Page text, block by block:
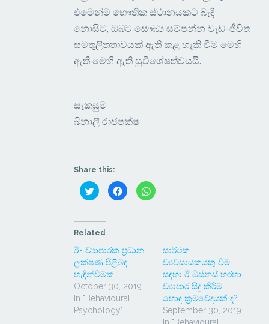
එමෙන්ම භෞතික ස්ථානයකට බැඳී
නොසිට, ඔබට සෞඛ්‍ය සම්පන්න වැඩ-ජීවිත
සමතුලිතතාවයක් ඇති කළ හැකි වීම මෙහි
ඇති මෙහි ඇති සුවිශේෂත්වයයි.
සැකසුම
බිනාලී රාජපක්ෂ
Share this:
Click
to
share
(Opens
in
window)
Click
to
share
window)
Click
to
window)
Related
ඊ- ව්‍යාපාරක ප්‍රධාන
ලක්ෂණ පිළිබඳ
හැඳින්වීමක්...
October 30, 2019
In "Behavioural
Psychology"
සාර්ථක
ව්‍යවසායකයකු වීම
සඳහා ඊ බිස්නස් හරහා
ව්‍යාපාර සිදු කිරීම
හොඳ ක්‍රමවේදයක් ද?
September 30, 2019
In "Behavioural